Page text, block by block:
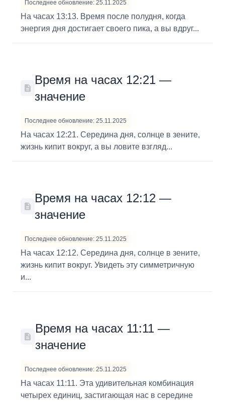
Последнее обновление: 25.11.2025
На часах 13:13. Время после полудня, когда
энергия дня достигает своего пика, а вы вдруг...
Время на часах 12:21 —
значение
Последнее обновление: 25.11.2025
На часах 12:21. Середина дня, солнце в зените,
жизнь кипит вокруг, а вы ловите взгляд...
Время на часах 12:12 —
значение
Последнее обновление: 25.11.2025
На часах 12:12. Середина дня, солнце в зените,
жизнь кипит вокруг. Увидеть эту симметричную
и...
Время на часах 11:11 —
значение
Последнее обновление: 25.11.2025
На часах 11:11. Эта удивительная комбинация
четырех единиц, застигающая нас в середине